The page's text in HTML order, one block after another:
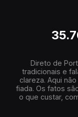
Direto de
tradicionais e
clareza. Aqui
fiada. Os fatos
o que custar,